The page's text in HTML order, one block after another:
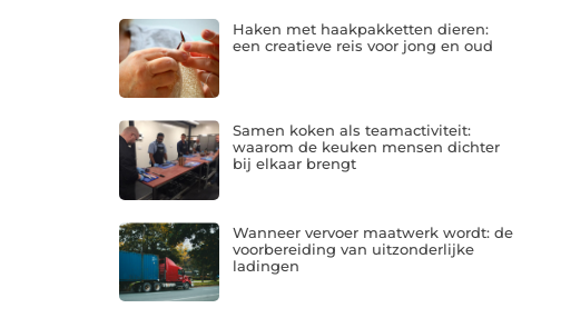
Haken met haakpakketten dieren:
een creatieve reis voor jong en oud
Samen koken als teamactiviteit:
waarom de keuken mensen dichter
bij elkaar brengt
Wanneer vervoer maatwerk wordt: de
voorbereiding van uitzonderlijke
ladingen